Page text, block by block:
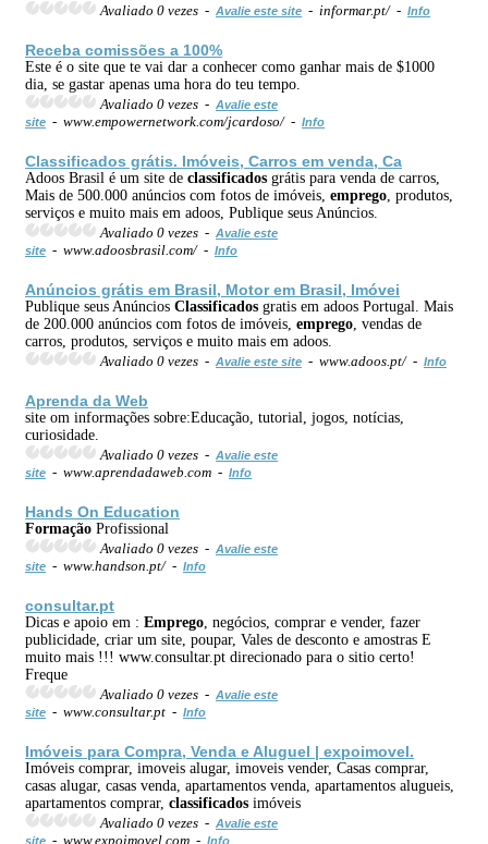
Avaliado 0 vezes - Avalie este site - informar.pt/ - Info
Receba comissões a 100%
Este é o site que te vai dar a conhecer como ganhar mais de $1000
dia, se gastar apenas uma hora do teu tempo.
Avaliado 0 vezes - Avalie este
site - www.empowernetwork.com/jcardoso/ - Info
Classificados grátis. Imóveis, Carros em venda, Ca
Adoos Brasil é um site de classificados grátis para venda de carros,
Mais de 500.000 anúncios com fotos de imóveis, emprego , produtos,
serviços e muito mais em adoos, Publique seus Anúncios.
Avaliado 0 vezes - Avalie este
site - www.adoosbrasil.com/ - Info
Anúncios grátis em Brasil, Motor em Brasil, Imóvei
Publique seus Anúncios Classificados gratis em adoos Portugal. Mais
de 200.000 anúncios com fotos de imóveis, emprego , vendas de
carros, produtos, serviços e muito mais em adoos.
Avaliado 0 vezes - Avalie este site - www.adoos.pt/ - Info
Aprenda da Web
site om informações sobre:Educação, tutorial, jogos, notícias,
curiosidade.
Avaliado 0 vezes - Avalie este
site - www.aprendadaweb.com - Info
Hands On Education
Formação Profissional
Avaliado 0 vezes - Avalie este
site - www.handson.pt/ - Info
consultar.pt
Dicas e apoio em : Emprego , negócios, comprar e vender, fazer
publicidade, criar um site, poupar, Vales de desconto e amostras E
muito mais !!! www.consultar.pt direcionado para o sitio certo!
Freque
Avaliado 0 vezes - Avalie este
site - www.consultar.pt - Info
Imóveis para Compra, Venda e Aluguel | expoimovel.
Imóveis comprar, imoveis alugar, imoveis vender, Casas comprar,
casas alugar, casas venda, apartamentos venda, apartamentos alugueis,
apartamentos comprar, classificados imóveis
Avaliado 0 vezes - Avalie este
site - www.expoimovel.com - Info